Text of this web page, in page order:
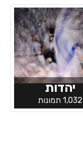
יהדות
1,032 תמונות